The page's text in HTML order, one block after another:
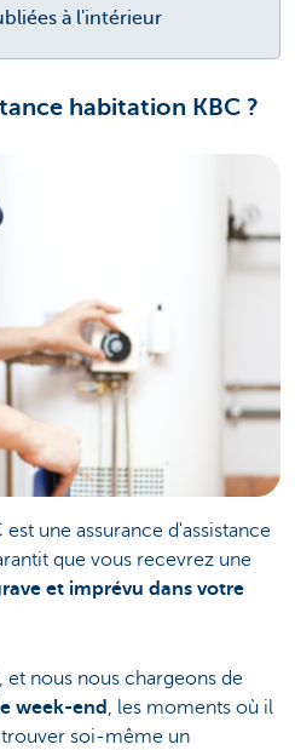
à l'intérieur
habitation KBC ?
est une assurance d'assistance
que vous recevrez une
et imprévu dans votre
et nous nous chargeons de
week-end , les moments où il
soi-même un